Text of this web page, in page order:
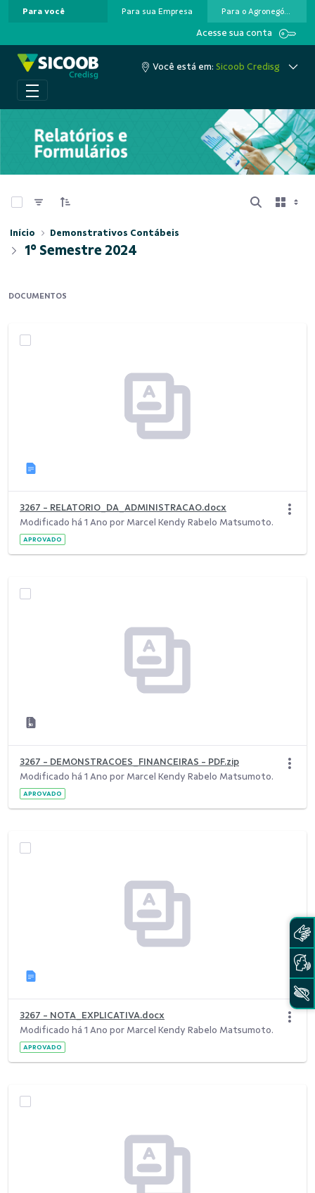
Pular para o Conteúdo principal
Para você Para sua Empresa Para o Agronegócio
Acesse sua conta
Você está em: Sicoob Credisg
Início Demonstrativos Contábeis
1° Semestre 2024
DOCUMENTOS
3267 - RELATORIO_DA_ADMINISTRACAO.docx
Modificado há 1 Ano por Marcel Kendy Rabelo Matsumoto.
APROVADO
3267 - DEMONSTRACOES_FINANCEIRAS - PDF.zip
Modificado há 1 Ano por Marcel Kendy Rabelo Matsumoto.
APROVADO
3267 - NOTA_EXPLICATIVA.docx
Modificado há 1 Ano por Marcel Kendy Rabelo Matsumoto.
APROVADO